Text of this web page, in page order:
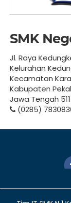
SMK
Jl. Raya
Kelurahan
Kecamatan
Kabupaten
Jawa Tengah
(0285)